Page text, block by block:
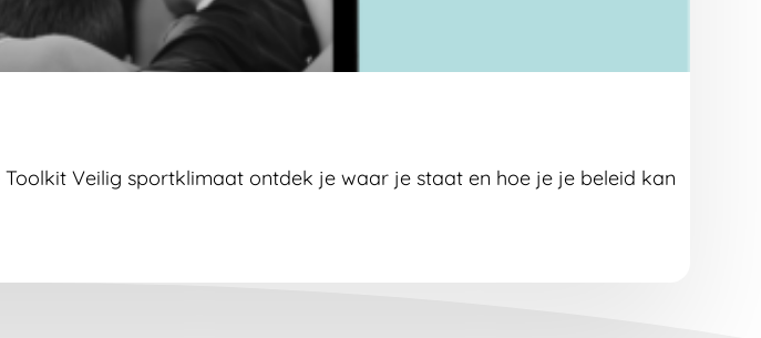
Veilig sportklimaat ontdek je waar je staat en hoe je je beleid kan